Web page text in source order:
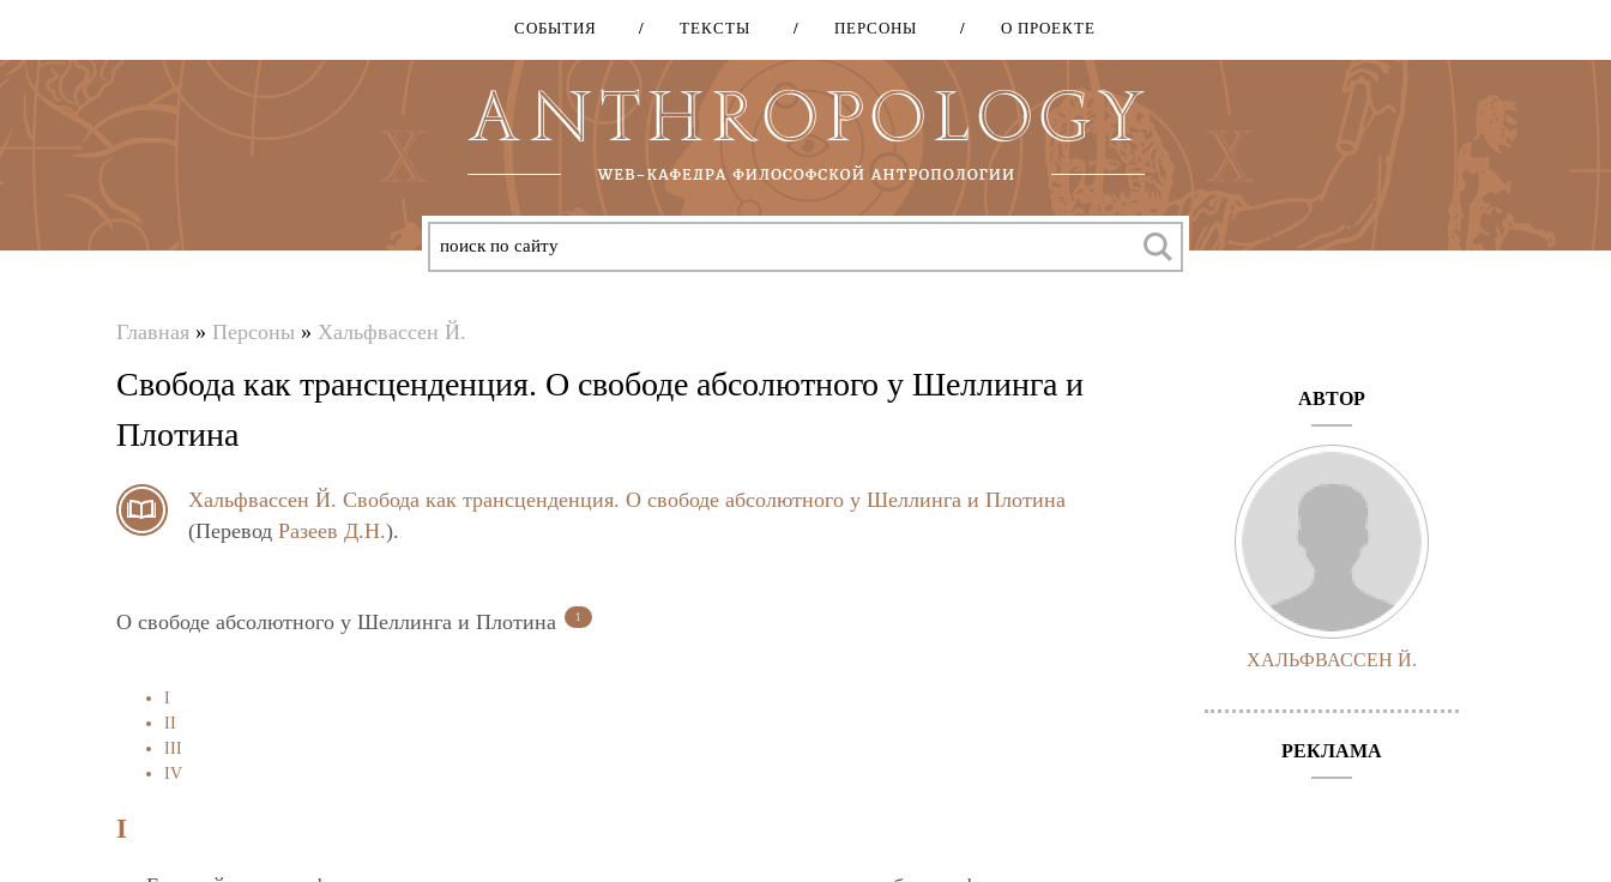
Перейти
основному
содержанию
СОБЫТИЯ ТЕКСТЫ ПЕРСОНЫ О ПРОЕКТЕ
здесь
Главная » Персоны » Хальфвассен Й.
Свобода как трансценденция. О свободе абсолютного у Шеллинга и
Плотина
Хальфвассен Й. Свобода как трансценденция. О свободе абсолютного у Шеллинга и Плотина
(Перевод Разеев Д.Н.).
О свободе абсолютного у Шеллинга и Плотина 1
I
II
III
IV
I
АВТОР
ХАЛЬФВАССЕН Й.
РЕКЛАМА